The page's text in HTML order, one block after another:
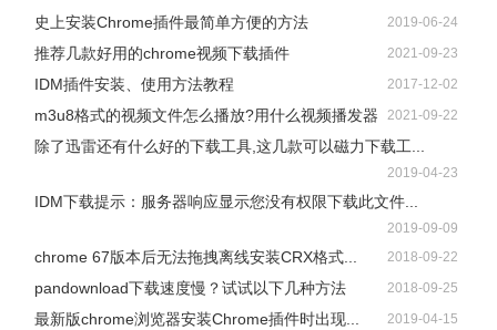
史上安装Chrome插件最简单方便的方法 2019-06-24
推荐几款好用的chrome视频下载插件 2021-09-23
IDM插件安装、使用方法教程 2017-12-02
m3u8格式的视频文件怎么播放?用什么视频播发器 2021-09-22
除了迅雷还有什么好的下载工具,这几款可以磁力下载工...
2019-04-23
IDM下载提示：服务器响应显示您没有权限下载此文件...
2019-09-09
chrome 67版本后无法拖拽离线安装CRX格式... 2018-09-22
pandownload下载速度慢？试试以下几种方法 2018-09-25
最新版chrome浏览器安装Chrome插件时出现... 2019-04-15